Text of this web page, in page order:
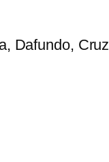
Dafundo, Cruz